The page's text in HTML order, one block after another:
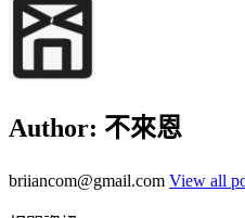
Author: 不來恩
briiancom@gmail.com View all